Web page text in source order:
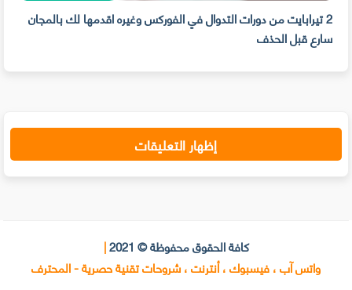
2 تيرابايت من دورات التدوال في الفوركس وغيره اقدمها لك بالمجان
سارع قبل الحذف
إظهار التعليقات
كافة الحقوق محفوظة © 2021 |
واتس آب ، فيسبوك ، أنترنت ، شروحات تقنية حصرية - المحترف